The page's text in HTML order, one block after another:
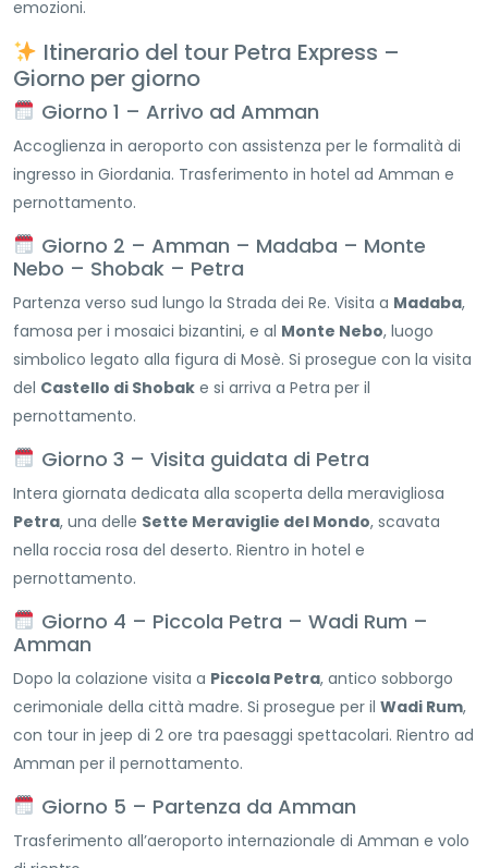
emozioni.
Itinerario del tour Petra Express –
Giorno per giorno
Giorno 1 – Arrivo ad Amman
Accoglienza in aeroporto con assistenza per le formalità di
ingresso in Giordania. Trasferimento in hotel ad Amman e
pernottamento.
Giorno 2 – Amman – Madaba – Monte
Nebo – Shobak – Petra
Partenza verso sud lungo la Strada dei Re. Visita a Madaba,
famosa per i mosaici bizantini, e al Monte Nebo, luogo
simbolico legato alla figura di Mosè. Si prosegue con la visita
del Castello di Shobak e si arriva a Petra per il
pernottamento.
Giorno 3 – Visita guidata di Petra
Intera giornata dedicata alla scoperta della meravigliosa
Petra, una delle Sette Meraviglie del Mondo, scavata
nella roccia rosa del deserto. Rientro in hotel e
pernottamento.
Giorno 4 – Piccola Petra – Wadi Rum –
Amman
Dopo la colazione visita a Piccola Petra, antico sobborgo
cerimoniale della città madre. Si prosegue per il Wadi Rum,
con tour in jeep di 2 ore tra paesaggi spettacolari. Rientro ad
Amman per il pernottamento.
Giorno 5 – Partenza da Amman
Trasferimento all’aeroporto internazionale di Amman e volo